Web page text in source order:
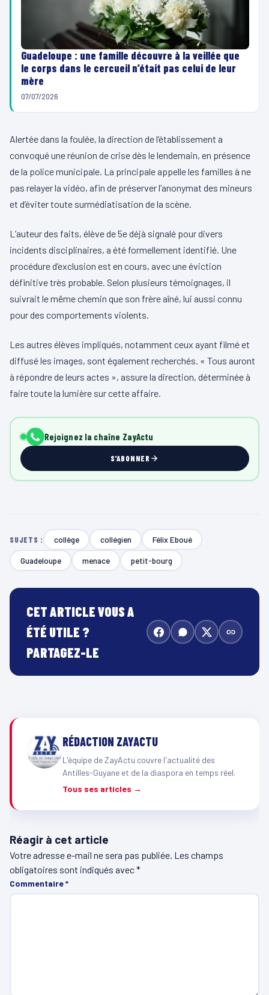
Guadeloupe : une famille découvre à la veillée que
le corps dans le cercueil n’était pas celui de leur
mère
07/07/2026
Alertée dans la foulée, la direction de l’établissement a
convoqué une réunion de crise dès le lendemain, en présence
de la police municipale. La principale appelle les familles à ne
pas relayer la vidéo, afin de préserver l’anonymat des mineurs
et d’éviter toute surmédiatisation de la scène.
L’auteur des faits, élève de 5e déjà signalé pour divers
incidents disciplinaires, a été formellement identifié. Une
procédure d’exclusion est en cours, avec une éviction
définitive très probable. Selon plusieurs témoignages, il
suivrait le même chemin que son frère aîné, lui aussi connu
pour des comportements violents.
Les autres élèves impliqués, notamment ceux ayant filmé et
diffusé les images, sont également recherchés. « Tous auront
à répondre de leurs actes », assure la direction, déterminée à
faire toute la lumière sur cette affaire.
Rejoignez la chaîne ZayActu
S'ABONNER
SUJETS : collège collégien Félix Eboué
Guadeloupe menace petit-bourg
CET ARTICLE VOUS A
ÉTÉ UTILE ?
PARTAGEZ-LE
RÉDACTION ZAYACTU
L'équipe de ZayActu couvre l'actualité des
Antilles-Guyane et de la diaspora en temps réel.
Tous ses articles →
Réagir à cet article
Votre adresse e-mail ne sera pas publiée. Les champs
obligatoires sont indiqués avec*
Commentaire*